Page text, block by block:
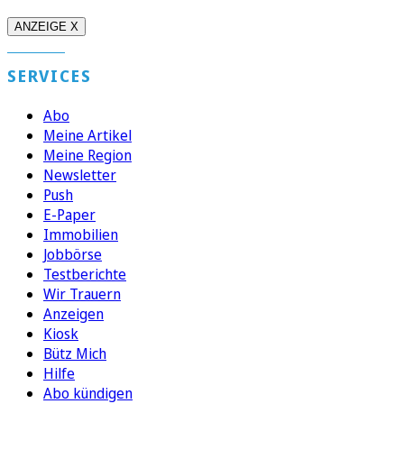
ANZEIGE X
SERVICES
Abo
Meine Artikel
Meine Region
Newsletter
Push
E-Paper
Immobilien
Jobbörse
Testberichte
Wir Trauern
Anzeigen
Kiosk
Bütz Mich
Hilfe
Abo kündigen